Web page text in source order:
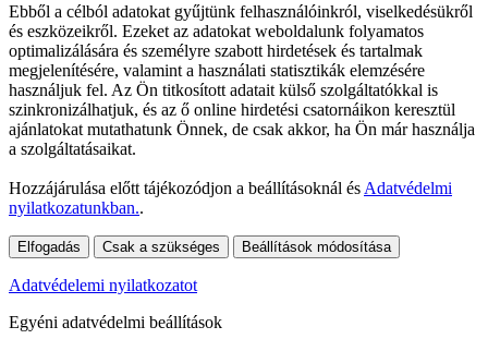
Ebből a célból adatokat gyűjtünk felhasználóinkról, viselkedésükről
és eszközeikről. Ezeket az adatokat weboldalunk folyamatos
optimalizálására és személyre szabott hirdetések és tartalmak
megjelenítésére, valamint a használati statisztikák elemzésére
használjuk fel. Az Ön titkosított adatait külső szolgáltatókkal is
szinkronizálhatjuk, és az ő online hirdetési csatornáikon keresztül
ajánlatokat mutathatunk Önnek, de csak akkor, ha Ön már használja
a szolgáltatásaikat.
Hozzájárulása előtt tájékozódjon a beállításoknál és Adatvédelmi
nyilatkozatunkban..
Elfogadás Csak a szükséges Beállítások módosítása
Adatvédelemi nyilatkozatot
Egyéni adatvédelmi beállítások